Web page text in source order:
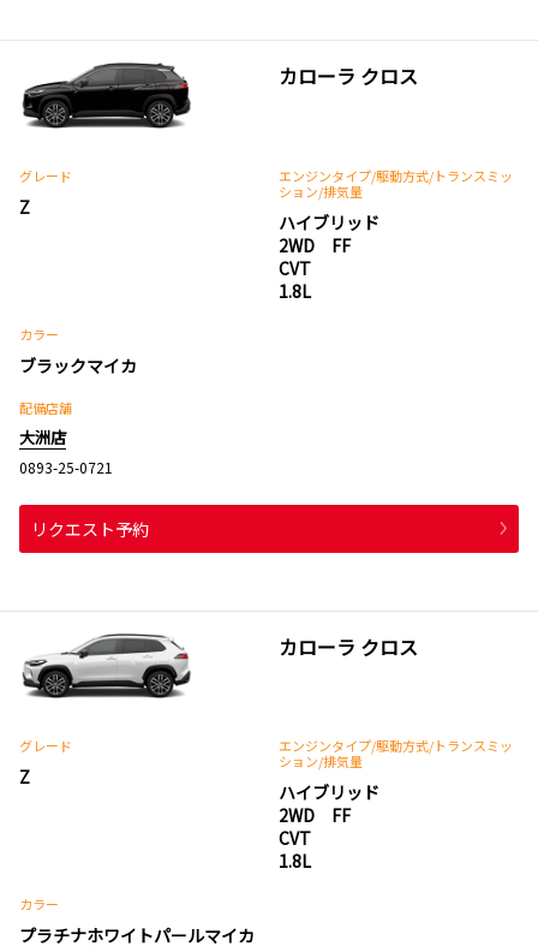
カローラ クロス
グレード
Z
エンジンタイプ/駆動方式/トランスミッ
ション/排気量
ハイブリッド
2WD FF
CVT
1.8L
カラー
ブラックマイカ
配備店舗
大洲店
0893-25-0721
リクエスト予約
カローラ クロス
グレード
Z
エンジンタイプ/駆動方式/トランスミッ
ション/排気量
ハイブリッド
2WD FF
CVT
1.8L
カラー
プラチナホワイトパールマイカ